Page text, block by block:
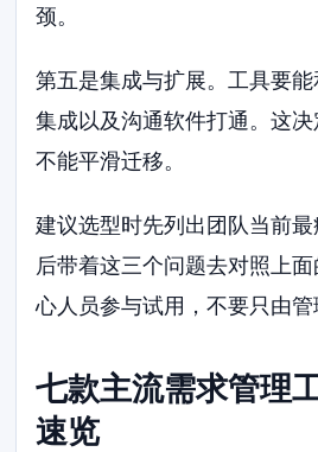
颈。
第五是集成与扩展。工具要
集成以及沟通软件打通。这
不能平滑迁移。
建议选型时先列出团队当前
后带着这三个问题去对照上
心人员参与试用，不要只由管
七款主流需求管理
速览